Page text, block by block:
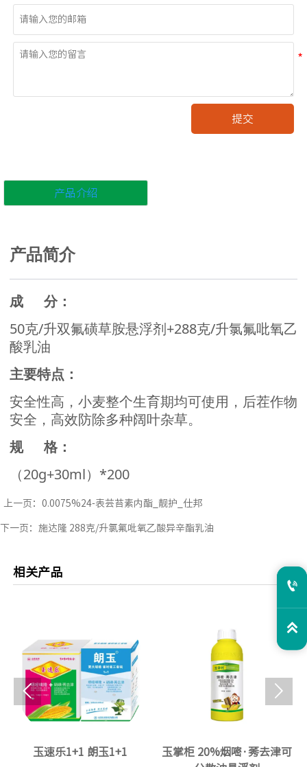
提交
产品介绍
产品简介
成 分：
50克/升双氟磺草胺悬浮剂+288克/升氯氟吡氧乙
酸乳油
主要特点：
安全性高，小麦整个生育期均可使用，后茬作物
安全，高效防除多种阔叶杂草。
规 格：
（20g+30ml）*200
上一页： 0.0075%24-表芸苔素内酯_靓护_仕邦
下一页： 施达隆 288克/升氯氟吡氧乙酸异辛酯乳油
相关产品
玉速乐1+1 朗玉1+1
玉掌柜 20%烟嘧·莠去津可
天
 

